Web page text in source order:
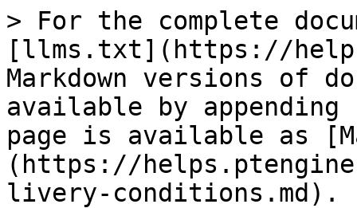
> For the complete
[llms.txt](https://
Markdown versions of
available by
page is available as
(https://
livery-conditions.md).